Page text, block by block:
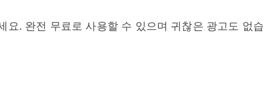
요. 완전 무료로 사용할 수 있으며 귀찮은 광고도 없습